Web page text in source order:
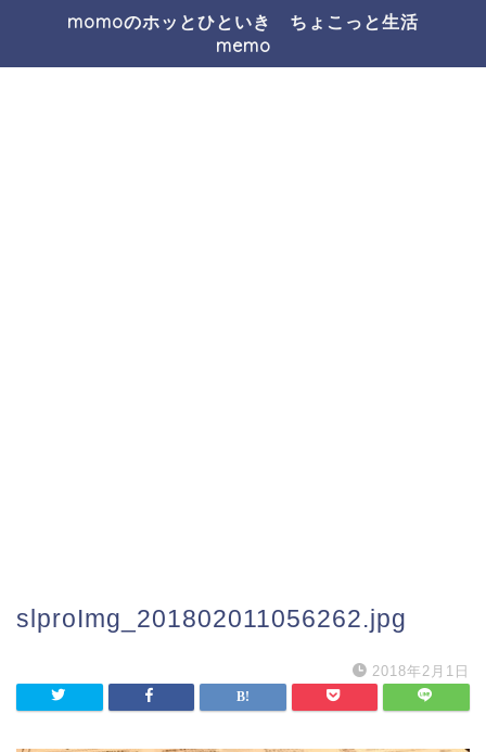
momoのホッとひといき ちょこっと生活
memo
slproImg_201802011056262.jpg
2018年2月1日